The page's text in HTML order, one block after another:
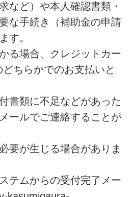
など）や本人確認書類・
な手続き（補助金の申請
す。
る場合、クレジットカー
どちらかでのお支払いと
書類に不足などがあった
ールでご連絡することが
要が生じる場合がありま
テムからの受付完了メー